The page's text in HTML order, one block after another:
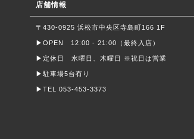
店舗情報
〒430-0925 浜松市中央区寺島町166 1F
▶︎OPEN 12:00 - 21:00（最終入店）
▶︎定休日 水曜日、木曜日 ※祝日は営業
▶︎駐車場5台有り
▶︎TEL 053-453-3373